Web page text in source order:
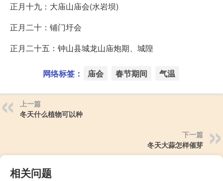
正月十九：大庙山庙会(水岩坝)
正月二十：铺门圩会
正月二十五：钟山县城龙山庙炮期、城隍
网络标签： 庙会 春节期间 气温
上一篇
冬天什么植物可以种
下一篇
冬天大蒜怎样催芽
相关问题